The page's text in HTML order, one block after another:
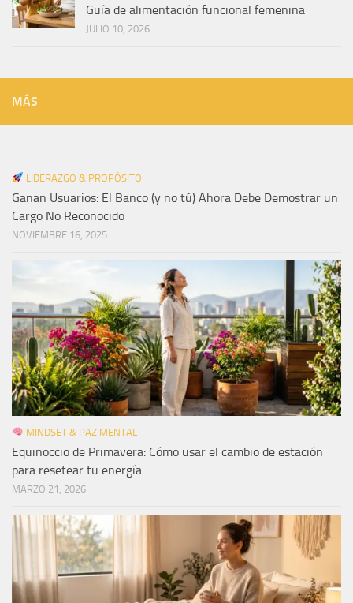
Guía de alimentación funcional femenina
JULIO 10, 2026
MÁS
LIDERAZGO & PROPÓSITO
Ganan Usuarios: El Banco (y no tú) Ahora Debe Demostrar un
Cargo No Reconocido
NOVIEMBRE 16, 2025
MINDSET & PAZ MENTAL
Equinoccio de Primavera: Cómo usar el cambio de estación
para resetear tu energía
MARZO 21, 2026